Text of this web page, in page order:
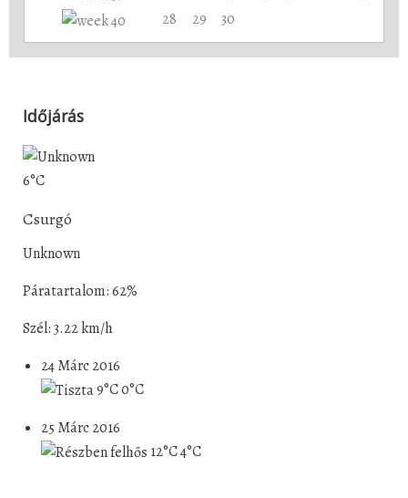
28
29 30
Időjárás
6°C
Csurgó
Unknown
Páratartalom: 62%
Szél: 3.22 km/h
24 Márc 2016
9°C0°C
25 Márc 2016
12°C4°C